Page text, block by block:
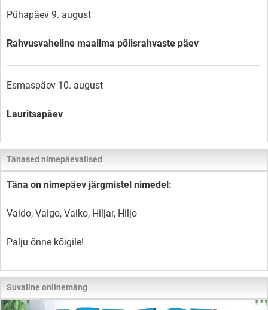
Pühapäev 9. august
Rahvusvaheline maailma põlisrahvaste päev
Esmaspäev 10. august
Lauritsapäev
Tänased nimepäevalised
Täna on nimepäev järgmistel nimedel:
Vaido, Vaigo, Vaiko, Hiljar, Hiljo
Palju õnne kõigile!
Suvaline onlinemäng